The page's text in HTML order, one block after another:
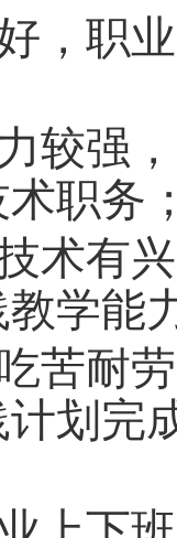
，职
较强
职务
术有
学能
苦耐
划完